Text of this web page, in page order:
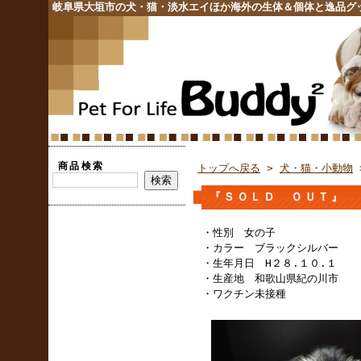
岐阜県大垣市の犬・猫・淡水エイほか海外の生体＆個体と逸品グ
商品検索 トップへ戻る > 犬・猫・小動物
『ＳＯＬＤ ＯＵＴ』
・性別 女の子
・カラー ブラックシルバー
・生年月日 H２８.１０.１
・生産地 和歌山県紀の川市
・ワクチン未接種